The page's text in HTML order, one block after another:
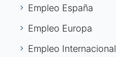
Empleo España
Empleo Europa
Empleo Internacional